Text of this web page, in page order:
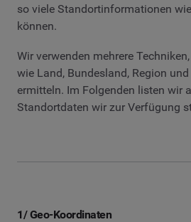
so viele Standortinformationen
können.
Wir verwenden mehrere
wie Land, Bundesland, Region
ermitteln. Im Folgenden listen wir
Standortdaten wir zur Verfügung
1/ Geo-Koordinaten